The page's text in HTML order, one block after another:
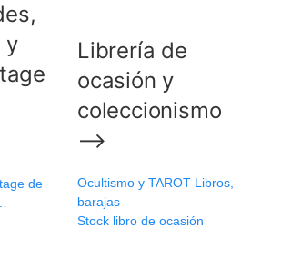
y
de
Librería de
ocasión y
coleccionismo
⟶
Ocultismo y TAROT Libros,
barajas
Stock libro de ocasión